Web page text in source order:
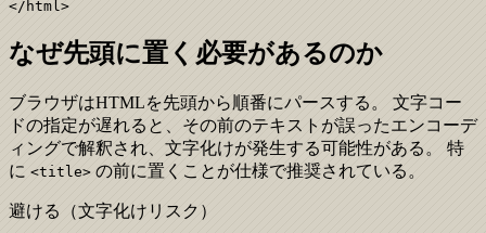
</html>
なぜ先頭に置く必要があるのか
ブラウザはHTMLを先頭から順番にパースする。 文字コー
ドの指定が遅れると、その前のテキストが誤ったエンコーデ
ィングで解釈され、文字化けが発生する可能性がある。 特
に <title> の前に置くことが仕様で推奨されている。
避ける（文字化けリスク）